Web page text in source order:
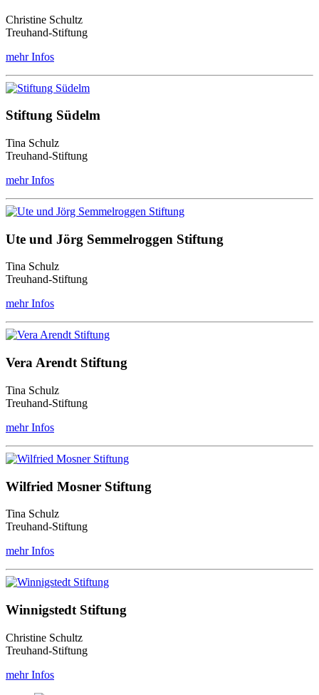
Christine Schultz
Treuhand-Stiftung
mehr Infos
Stiftung Südelm
Tina Schulz
Treuhand-Stiftung
mehr Infos
Ute und Jörg Semmelroggen Stiftung
Tina Schulz
Treuhand-Stiftung
mehr Infos
Vera Arendt Stiftung
Tina Schulz
Treuhand-Stiftung
mehr Infos
Wilfried Mosner Stiftung
Tina Schulz
Treuhand-Stiftung
mehr Infos
Winnigstedt Stiftung
Christine Schultz
Treuhand-Stiftung
mehr Infos